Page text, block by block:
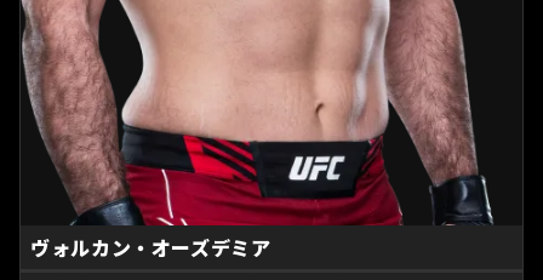
ヴォルカン・オーズデミア